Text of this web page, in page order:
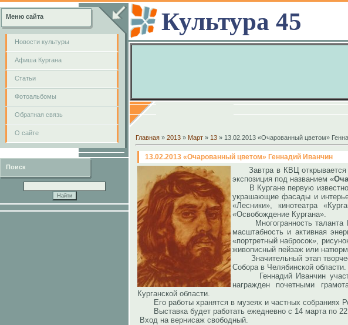
Меню сайта
Новости культуры
Афиша Кургана
Cтатьи
Фотоальбомы
Обратная связь
О сайте
Поиск
Культура 45
Главная » 2013 » Март » 13 » 13.02.2013 «Очарованный цветом»
13.02.2013 «Очарованный цветом» Геннадий Иванчин
Завтра в КВЦ
экспозиция под названием «
В Кургане первую
украшающие фасады и
«Лесники», кинотеатра
«Освобождение Кургана».
Многогранность таланта
масштабность и активная
«портретный набросок»,
живописный пейзаж или
Значительный этап
Собора в Челябинской области.
Геннадий Иванчин
награжден почетными
Курганской области.
Его работы хранятся в музеях и частных собраниях
Выставка будет работать ежедневно с 14 марта по 22
Вход на вернисаж свободный.